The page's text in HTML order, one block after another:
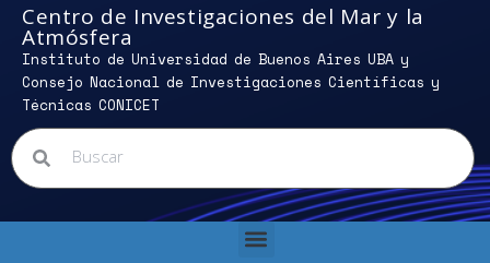
Centro de Investigaciones del Mar y la
Atmósfera
Instituto de Universidad de Buenos Aires UBA y
Consejo Nacional de Investigaciones Científicas y
Técnicas CONICET